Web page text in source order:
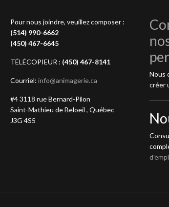
Pour nous joindre, veuillez composer :
(514) 990-6662
(450) 467-6645
TÉLÉCOPIEUR : (450) 467-8141
Courriel: info@animagerie.ca
#4 3118 rue Bernard-Pilon
Saint-Mathieu de Beloeil , Québec
J3G 4S5
Nous
créer